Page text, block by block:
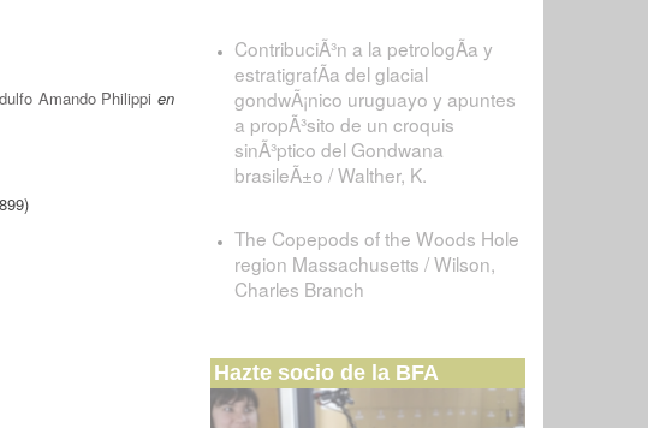
Amando Philippi en
ContribuciÃ³n a la petrologÃ­a y
estratigrafÃ­a del glacial
gondwÃ¡nico uruguayo y apuntes
a propÃ³sito de un croquis
sinÃ³ptico del Gondwana
brasileÃ±o / Walther, K.
The Copepods of the Woods Hole
region Massachusetts / Wilson,
Charles Branch
Hazte socio de la BFA